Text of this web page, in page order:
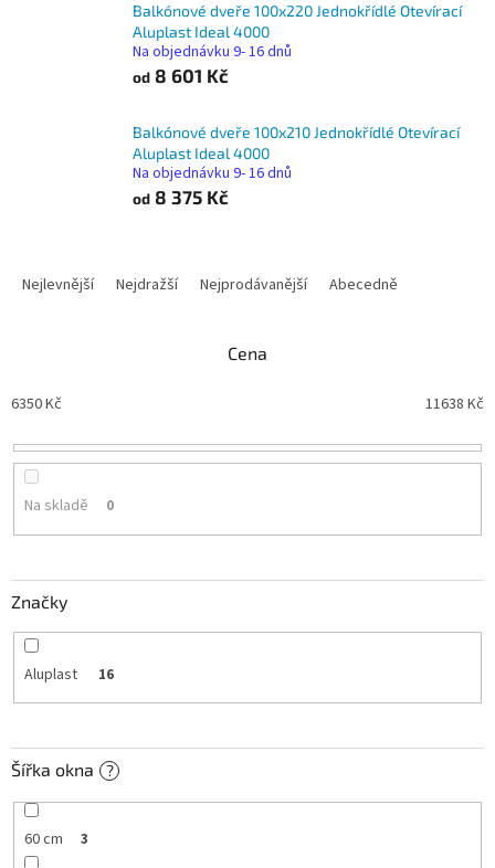
Balkónové dveře 100x220 Jednokřídlé Otevírací
Aluplast Ideal 4000
Na objednávku 9- 16 dnů
od 8 601 Kč
Balkónové dveře 100x210 Jednokřídlé Otevírací
Aluplast Ideal 4000
Na objednávku 9- 16 dnů
od 8 375 Kč
p
o
ů
Nejlevnější Nejdražší Nejprodávanější Abecedně
Cena
6350Kč 11638 Kč
Na skladě 0
Značky
Aluplast 16
Šířka okna ?
60 cm 3